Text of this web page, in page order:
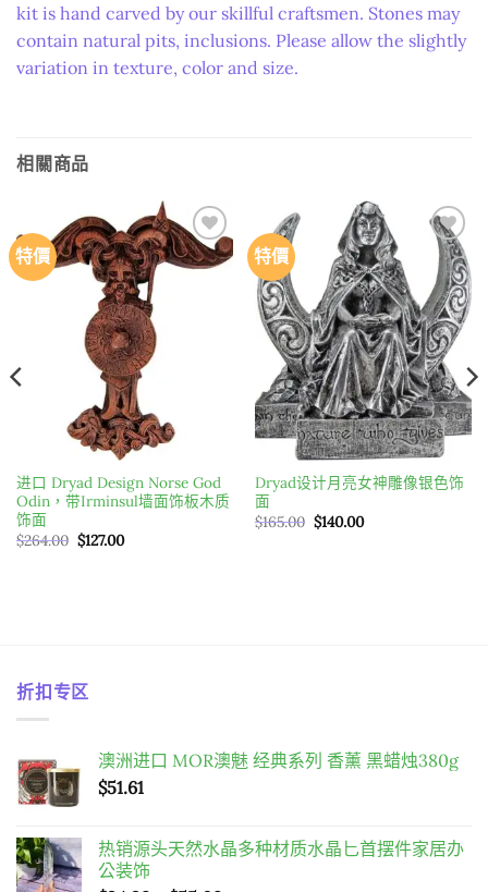
kit is hand carved by our skillful craftsmen. Stones may
contain natural pits, inclusions. Please allow the slightly
variation in texture, color and size.
相關商品
特價
Add to
wishlist
进口 Dryad Design Norse God
Odin，带Irminsul墙面饰板木质
饰面
$264.00 原
始
$127.00目
特價
Add to
wishlist
Dryad设计月亮女神雕像银色饰
面
$165.00 原
始
$140.00目
折扣专区
澳洲进口 MOR澳魅 经典系列 香薰 黑蜡烛380g
$51.61
热销源头天然水晶多种材质水晶匕首摆件家居办
公装饰